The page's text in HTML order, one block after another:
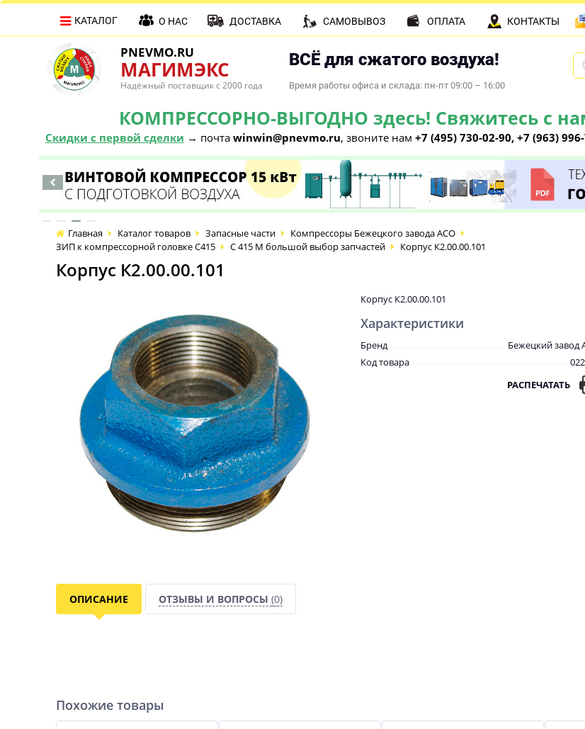
PNEVMO.RU
МАГИМЭКС
Надёжный поставщик с 2000 года
ВСЁ для сжатого воздуха!
Время работы офиса и склада: пн-пт 09:00 – 16:00
КОМПРЕССОРНО-ВЫГОДНО здесь! Свяжитесь с
Скидки с первой сделки → почта winwin@pnevmo.ru, звоните нам +7 (495) 730-02-90, +7 (963)
КАТАЛОГ О НАС ДОСТАВКА САМОВЫВОЗ ОПЛАТА КОНТАКТЫ
Главная Каталог товаров Запасные части
Компрессоры Бежецкого завода АСО
ЗИП к компрессорной головке С415
С 415 М большой выбор запчастей Корпус К2.00.00.101
Корпус К2.00.00.101
Корпус К2.00.00.101
Характеристики
Бренд
Бежецкий завод
Код товара
РАСПЕЧАТАТЬ
ОПИСАНИЕ ОТЗЫВЫ И ВОПРОСЫ (0)
Похожие товары